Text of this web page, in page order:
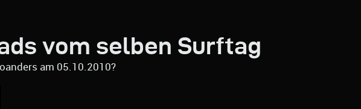
vom selben Surftag
am 05.10.2010?